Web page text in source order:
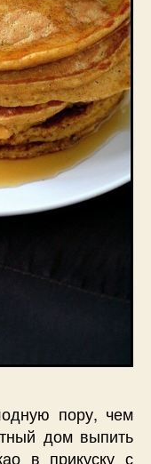
пору, чем
дом выпить
в прикуску с